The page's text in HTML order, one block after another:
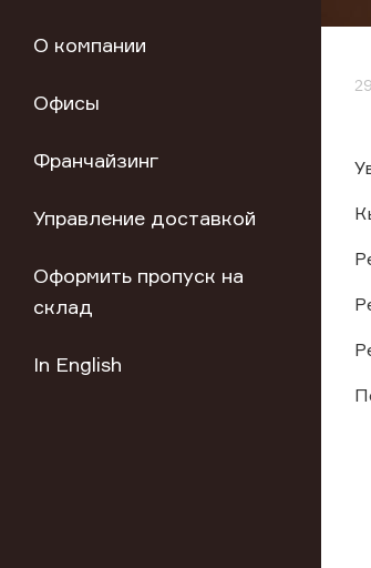
О компании
Офисы
Франчайзинг
Управление доставкой
Оформить пропуск на
склад
In English